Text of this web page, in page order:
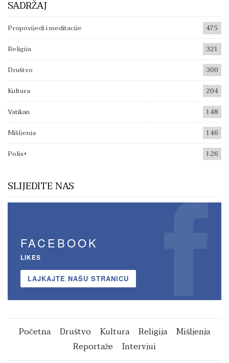
SADRŽAJ
Propovijedi i meditacije
475
Religija
321
Društvo
300
Kultura
204
Vatikan
148
Mišljenja
146
Polis+
126
SLIJEDITE NAS
FACEBOOK
LIKES
LAJKAJTE NAŠU STRANICU
Početna Društvo Kultura Religija
Mišljenja
Reportaže
Intervjui